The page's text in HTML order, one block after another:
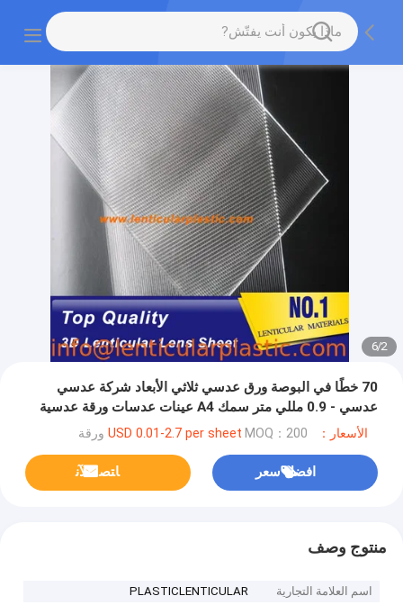
2
/
6
70 خطًا في البوصة ورق عدسي ثلاثي الأبعاد شركة عدسي
عدسي - 0.9 مللي متر سمك A4 عينات عدسات ورقة عدسية
للبيع
الأسعار：USD 0.01-2.7 per sheet MOQ：200 ورقة
افضل سعر ﺎﺘﺼﻟ ﺍﻶﻧ
منتوج وصف
اسم العلامة التجارية
PLASTICLENTICULAR